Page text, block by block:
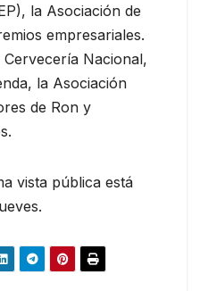
la Asociación de
empresariales.
Nacional,
la Asociación
de Ron y
vista pública está